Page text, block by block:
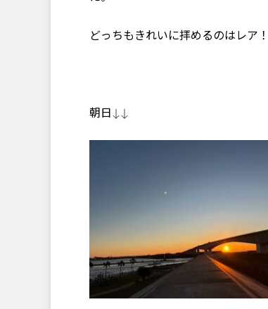
どっちもきれいに拝めるのはレア！
朝日↓↓